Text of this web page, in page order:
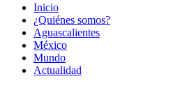
Inicio
¿Quiénes somos?
Aguascalientes
México
Mundo
Actualidad